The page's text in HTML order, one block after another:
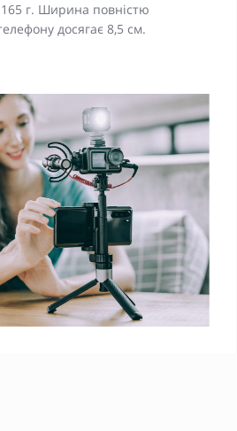
г. Ширина повністю
досягає 8,5 см.